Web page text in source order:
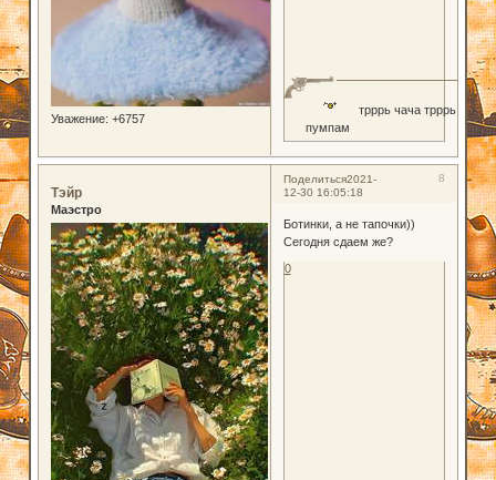
Уважение: +6757
трррь чача трррь
пумпам
Поделиться 8
2021-
12-30 16:05:18
Тэйр
Маэстро
Ботинки, а не тапочки))
Сегодня сдаем же?
0